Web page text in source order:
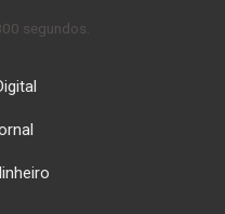
segundos.